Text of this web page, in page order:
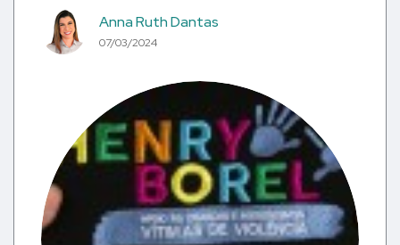
Anna Ruth Dantas
07/03/2024